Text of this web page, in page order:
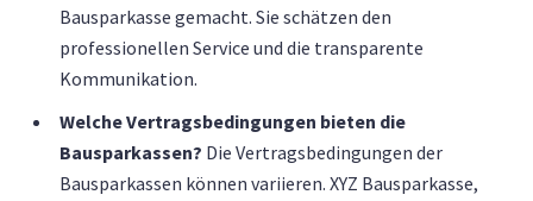
Bausparkasse gemacht. Sie schätzen den
professionellen Service und die transparente
Kommunikation.
Welche Vertragsbedingungen bieten die
Bausparkassen? Die Vertragsbedingungen der
Bausparkassen können variieren. XYZ Bausparkasse,